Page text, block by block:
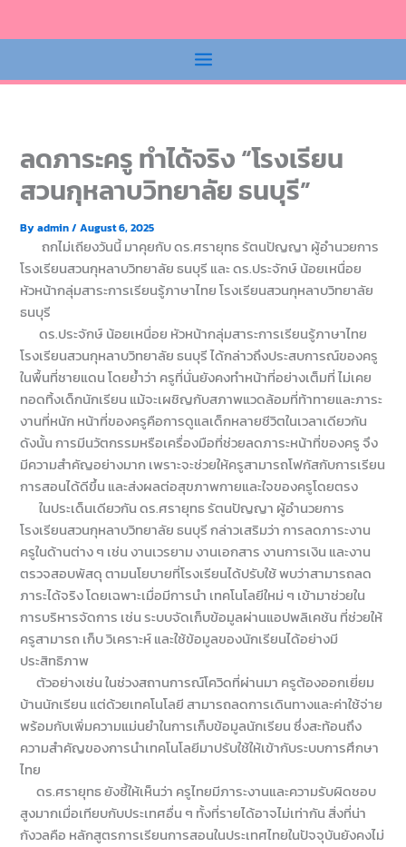
ลดภาระครู ทำได้จริง “โรงเรียน
สวนกุหลาบวิทยาลัย ธนบุรี”
Byadmin/August 6, 2025
ถกไม่เถียงวันนี้ มาคุยกับ ดร.ศรายุทธ รัตนปัญญา ผู้อำนวยการ
โรงเรียนสวนกุหลาบวิทยาลัย ธนบุรี และ ดร.ประจักษ์ น้อยเหนื่อย
หัวหน้ากลุ่มสาระการเรียนรู้ภาษาไทย โรงเรียนสวนกุหลาบวิทยาลัย
ธนบุรี
ดร.ประจักษ์ น้อยเหนื่อย หัวหน้ากลุ่มสาระการเรียนรู้ภาษาไทย
โรงเรียนสวนกุหลาบวิทยาลัย ธนบุรี ได้กล่าวถึงประสบการณ์ของครู
ในพื้นที่ชายแดน โดยย้ำว่า ครูที่นั่นยังคงทำหน้าที่อย่างเต็มที่ ไม่เคย
ทอดทิ้งเด็กนักเรียน แม้จะเผชิญกับสภาพแวดล้อมที่ท้าทายและภาระ
งานที่หนัก หน้าที่ของครูคือการดูแลเด็กหลายชีวิตในเวลาเดียวกัน
ดังนั้น การมีนวัตกรรมหรือเครื่องมือที่ช่วยลดภาระหน้าที่ของครู จึง
มีความสำคัญอย่างมาก เพราะจะช่วยให้ครูสามารถโฟกัสกับการเรียน
การสอนได้ดีขึ้น และส่งผลต่อสุขภาพกายและใจของครูโดยตรง
ในประเด็นเดียวกัน ดร.ศรายุทธ รัตนปัญญา ผู้อำนวยการ
โรงเรียนสวนกุหลาบวิทยาลัย ธนบุรี กล่าวเสริมว่า การลดภาระงาน
ครูในด้านต่าง ๆ เช่น งานเวรยาม งานเอกสาร งานการเงิน และงาน
ตรวจสอบพัสดุ ตามนโยบายที่โรงเรียนได้ปรับใช้ พบว่าสามารถลด
ภาระได้จริง โดยเฉพาะเมื่อมีการนำ เทคโนโลยีใหม่ ๆ เข้ามาช่วยใน
การบริหารจัดการ เช่น ระบบจัดเก็บข้อมูลผ่านแอปพลิเคชัน ที่ช่วยให้
ครูสามารถ เก็บ วิเคราะห์ และใช้ข้อมูลของนักเรียนได้อย่างมี
ประสิทธิภาพ
ตัวอย่างเช่น ในช่วงสถานการณ์โควิดที่ผ่านมา ครูต้องออกเยี่ยม
บ้านนักเรียน แต่ด้วยเทคโนโลยี สามารถลดการเดินทางและค่าใช้จ่าย
พร้อมกับเพิ่มความแม่นยำในการเก็บข้อมูลนักเรียน ซึ่งสะท้อนถึง
ความสำคัญของการนำเทคโนโลยีมาปรับใช้ให้เข้ากับระบบการศึกษา
ไทย
ดร.ศรายุทธ ยังชี้ให้เห็นว่า ครูไทยมีภาระงานและความรับผิดชอบ
สูงมากเมื่อเทียบกับประเทศอื่น ๆ ทั้งที่รายได้อาจไม่เท่ากัน สิ่งที่น่า
กังวลคือ หลักสูตรการเรียนการสอนในประเทศไทยในปัจจุบันยังคงไม่